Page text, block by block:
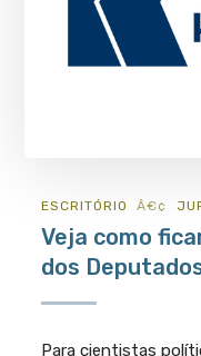
ESCRITÓRIO
Veja como
dos
Para cientistas